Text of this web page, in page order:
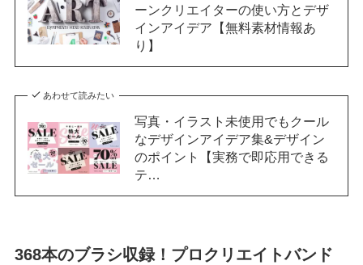
ーンクリエイターの使い方とデザ
インアイデア【無料素材情報あ
り】
あわせて読みたい
写真・イラスト未使用でもクール
なデザインアイデア集&デザイン
のポイント【実務で即応用できる
テ…
368本のブラシ収録！プロクリエイトバンド